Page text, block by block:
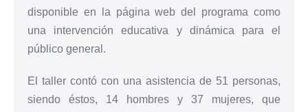
disponible en la página web del programa como
una intervención educativa y dinámica para el
público general.
El taller contó con una asistencia de 51 personas,
siendo éstos, 14 hombres y 37 mujeres, que